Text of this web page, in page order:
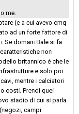
me.
(e a cui avevo cmq
ad un forte fattore di
Se domani Bale si fa
non
britannico è che le
e solo poi
mentre i calciatori
costi. Prendi quei
stadio di cui si parla
campi